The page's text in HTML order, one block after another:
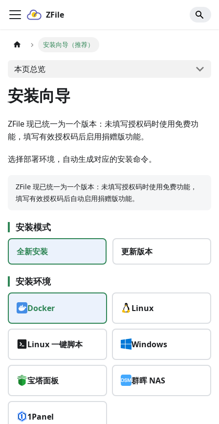
ZFile
安装向导（推荐）
本页总览
安装向导
ZFile 现已统一为一个版本：未填写授权码时使用免费功
能，填写有效授权码后启用捐赠版功能。
选择部署环境，自动生成对应的安装命令。
ZFile 现已统一为一个版本：未填写授权码时使用免费功能，
填写有效授权码后自动启用捐赠版功能。
安装模式
全新安装 更新版本
安装环境
Docker Linux
Linux 一键脚本 Windows
宝塔面板 群晖 NAS
1Panel